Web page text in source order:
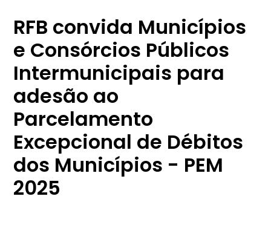
RFB convida Municípios
e Consórcios Públicos
Intermunicipais para
adesão ao
Parcelamento
Excepcional de Débitos
dos Municípios - PEM
2025